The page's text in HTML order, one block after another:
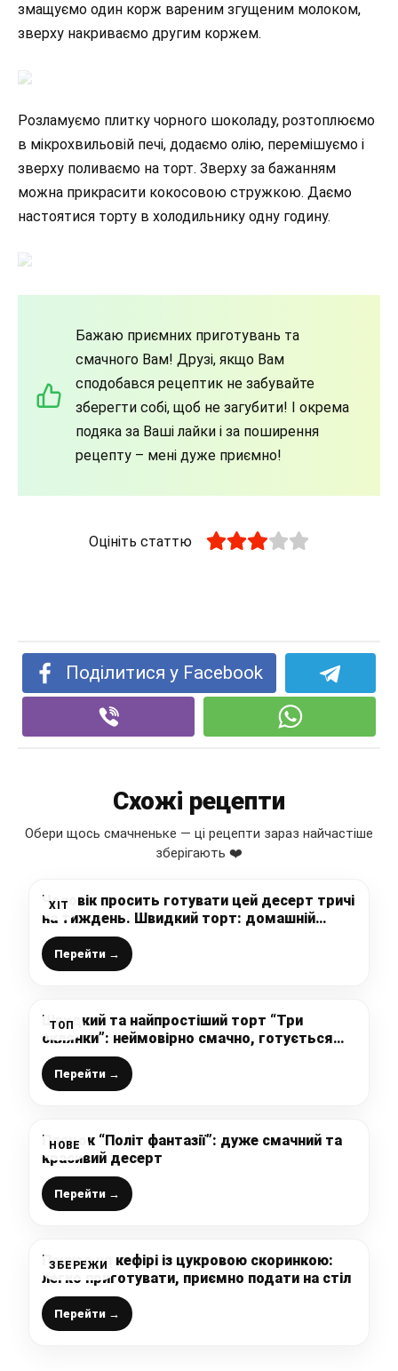
змащуємо один корж вареним згущеним молоком,
зверху накриваємо другим коржем.
Розламуємо плитку чорного шоколаду, розтоплюємо
в мікрохвильовій печі, додаємо олію, перемішуємо і
зверху поливаємо на торт. Зверху за бажанням
можна прикрасити кокосовою стружкою. Даємо
настоятися торту в холодильнику одну годину.
Бажаю приємних приготувань та
смачного Вам! Друзі, якщо Вам
сподобався рецептик не забувайте
зберегти собі, щоб не загубити! І окрема
подяка за Ваші лайки і за поширення
рецепту – мені дуже приємно!
Оцініть статтю
Поділитися у Facebook
Схожі рецепти
Обери щось смачненьке — ці рецепти зараз найчастіше
зберігають ❤️
ХІТ
Чоловік просить готувати цей десерт тричі
на тиждень. Швидкий торт: домашній
рецепт
Перейти →
ТОП
Швидкий та найпростіший торт “Три
склянки”: неймовірно смачно, готується
легко “на швидку руку” без вагів, і можна
відразу подавати на стіл
Перейти →
НОВЕ
Пляцок “Політ фантазії”: дуже смачний та
красивий десерт
Перейти →
ЗБЕРЕЖИ
Печиво на кефірі із цукровою скоринкою:
легко приготувати, приємно подати на стіл
Перейти →